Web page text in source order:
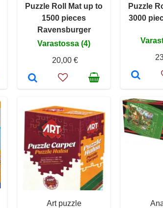
Puzzle Roll Mat up to
1500 pieces
Ravensburger
Varastossa (4)
20,00 €
Puzzle
3000
Art puzzle